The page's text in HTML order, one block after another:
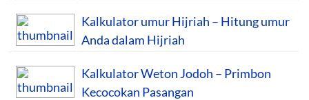
Kalkulator umur Hijriah – Hitung umur
Anda dalam Hijriah
Kalkulator Weton Jodoh – Primbon
Kecocokan Pasangan